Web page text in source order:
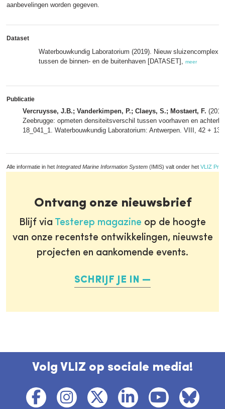
aanbevelingen worden gegeven.
Dataset
Waterbouwkundig Laboratorium (2019). Nieuw sluizencomplex
tussen de binnen- en de buitenhaven [DATASET], meer
Publicatie
Vercruysse, J.B.; Vanderkimpen, P.; Claeys, S.; Mostaert, F.
Zeebrugge: opmeten densiteitsverschil tussen voorhaven en
18_041_1. Waterbouwkundig Laboratorium: Antwerpen. VIII, 42 +
Alle informatie in het Integrated Marine Information System (IMIS) valt onder het VLIZ
Ontvang onze nieuwsbrief
Blijf via Testerep magazine op de hoogte
van onze recentste ontwikkelingen, nieuwste
projecten en aankomende events.
SCHRIJF JE IN
Volg VLIZ op sociale media!